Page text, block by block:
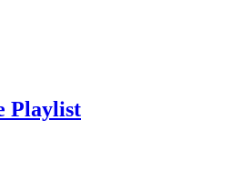
Playlist